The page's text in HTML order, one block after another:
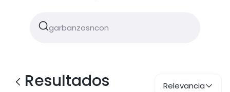
Resultados Relevancia